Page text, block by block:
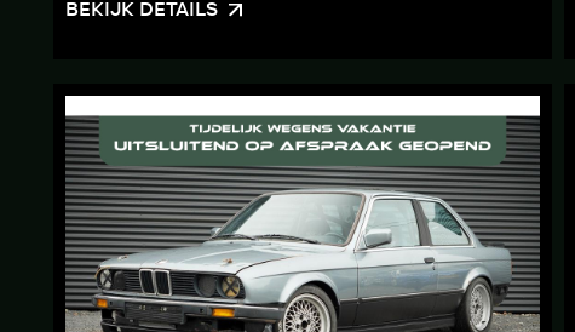
BEKIJK DETAILS